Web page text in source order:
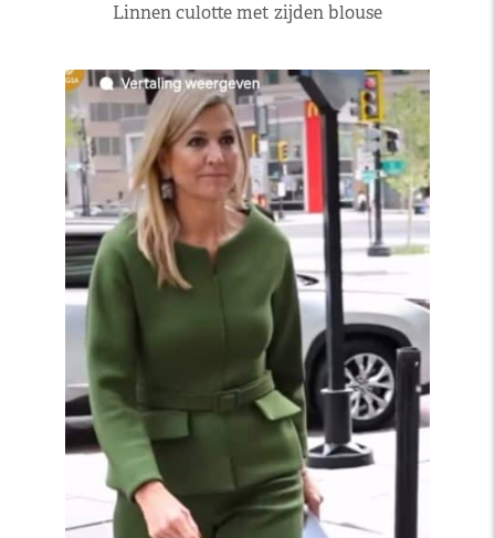
Linnen culotte met zijden blouse